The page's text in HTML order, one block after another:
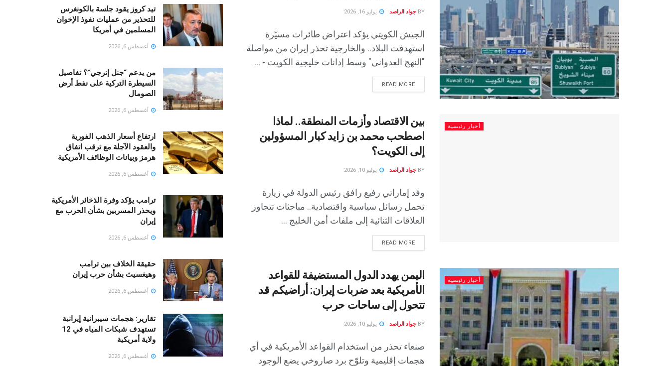
BY جواد الراصد يوليو 16, 2026
الجيش الكويتي يؤكد اعتراض طائرات مسيّرة
استهدفت البلاد.. والخارجية تحذر إيران من مواصلة
"النهج العدواني" وسط إدانات خليجية الكويت - ...
READ MORE
أخبار رئيسية
بين الاقتصاد وأزمات المنطقة.. لماذا
اصطحب محمد بن زايد كبار المسؤولين
إلى الكويت؟
BY جواد الراصد يوليو 10, 2026
وفد إماراتي رفيع رافق رئيس الدولة في زيارة
تحمل رسائل سياسية واقتصادية.. مباحثات تتجاوز
العلاقات الثنائية إلى ملفات أمن الخليج ...
READ MORE
أخبار رئيسية
اليمن يهدد الدول المستضيفة للقواعد
الأمريكية بعد ضربات إيران: أراضيكم قد
تتحول إلى ساحات حرب
BY جواد الراصد يوليو 10, 2026
صنعاء تحذر من استخدام القواعد الأمريكية في أي
هجمات إقليمية وتلوّح برد صاروخي يضع الوجود
تيد كروز يقود جلسة بالكونغرس
للتحذير من عمليات نفوذ الإخوان
المسلمين في أمريكا
أغسطس 6, 2026
من يدعم “جنل إنرجي”؟ تفاصيل
السيطرة التركية على نفط أرض
الصومال
أغسطس 6, 2026
ارتفاع أسعار الذهب الفورية
والعقود الآجلة مع ترقب اتفاق
هرمز وبيانات الوظائف الأمريكية
أغسطس 6, 2026
ترامب يؤكد وفرة الذخائر الأمريكية
ويحذر المسربين بشأن الحرب مع
إيران
أغسطس 6, 2026
حقيقة الخلاف بين ترامب
وهيغسيث بشأن حرب إيران
أغسطس 6, 2026
تقارير: هجمات سيبرانية إيرانية
تستهدف شبكات المياه في 12
ولاية أمريكية
أغسطس 6, 2026